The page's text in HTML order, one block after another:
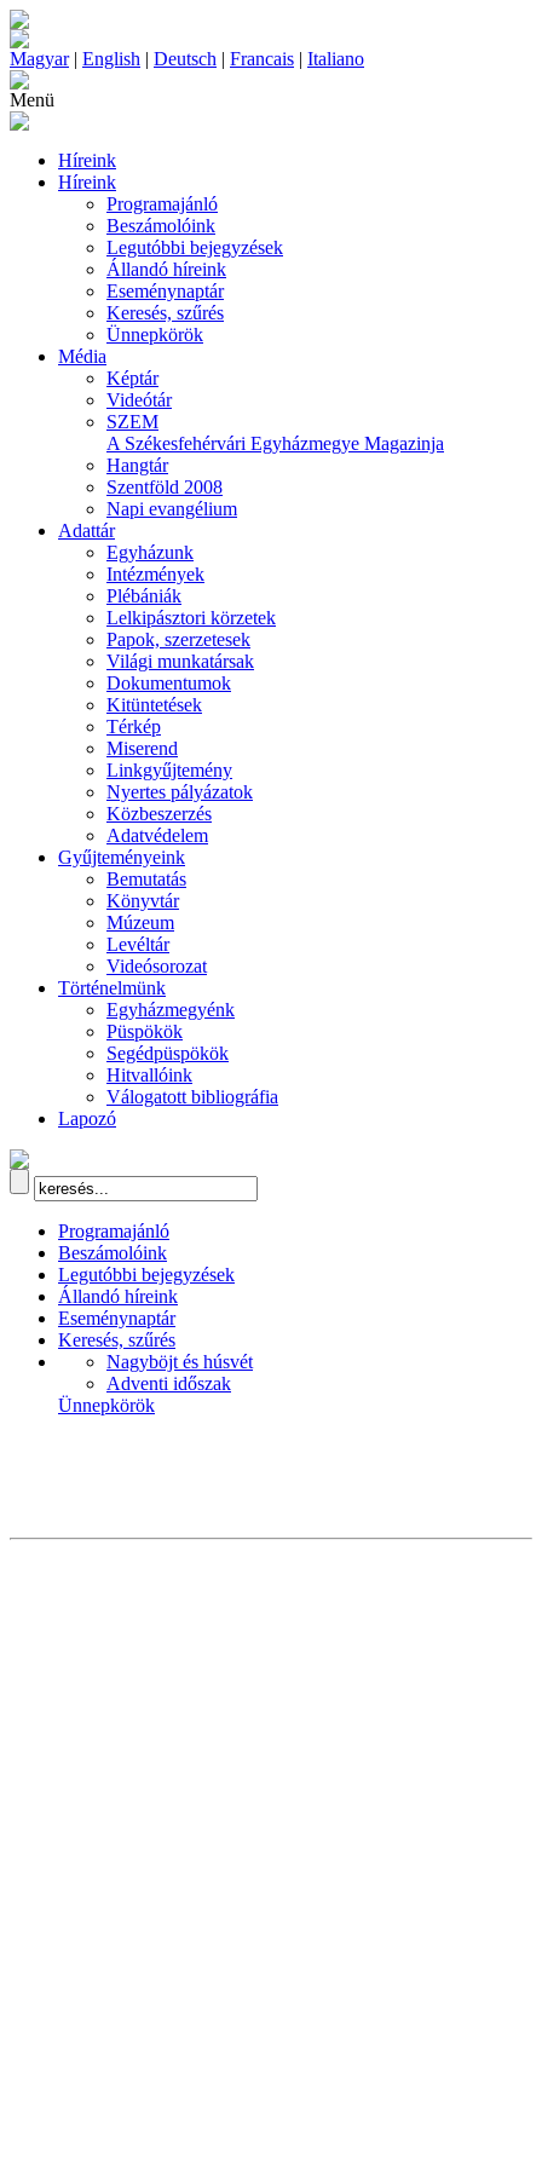
Magyar| English | Deutsch | Francais | Italiano
Menü
Híreink
Híreink
Programajánló
Beszámolóink
Legutóbbi bejegyzések
Állandó híreink
Eseménynaptár
Keresés, szűrés
Ünnepkörök
Média
Képtár
Videótár
SZEM
A Székesfehérvári Egyházmegye Magazinja
Hangtár
Szentföld 2008
Napi evangélium
Adattár
Egyházunk
Intézmények
Plébániák
Lelkipásztori körzetek
Papok, szerzetesek
Világi munkatársak
Dokumentumok
Kitüntetések
Térkép
Miserend
Linkgyűjtemény
Nyertes pályázatok
Közbeszerzés
Adatvédelem
Gyűjteményeink
Bemutatás
Könyvtár
Múzeum
Levéltár
Videósorozat
Történelmünk
Egyházmegyénk
Püspökök
Segédpüspökök
Hitvallóink
Válogatott bibliográfia
Lapozó
Programajánló
Beszámolóink
Legutóbbi bejegyzések
Állandó híreink
Eseménynaptár
Keresés, szűrés
Nagyböjt és húsvét
Adventi időszak
Ünnepkörök